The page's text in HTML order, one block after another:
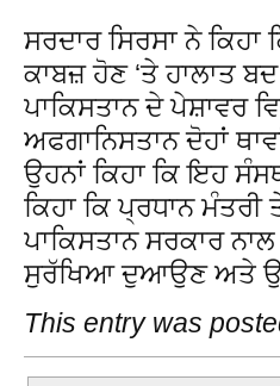
ਸਰਦਾਰ ਸਿਰਸਾ ਨੇ ਕਿਹਾ
ਕਾਬਜ਼ ਹੋਣ ‘ਤੇ ਹਾਲਾਤ
ਪਾਕਿਸਤਾਨ ਦੇ ਪੇਸ਼ਾਵਰ
ਅਫਗਾਨਿਸਤਾਨ ਦੋਹਾਂ
ਉਹਨਾਂ ਕਿਹਾ ਕਿ ਇਹ
ਕਿਹਾ ਕਿ ਪ੍ਰਧਾਨ
ਪਾਕਿਸਤਾਨ ਸਰਕਾਰ
ਸੁਰੱਖਿਆ ਦੁਆਉਣ ਅਤੇ
This entry was